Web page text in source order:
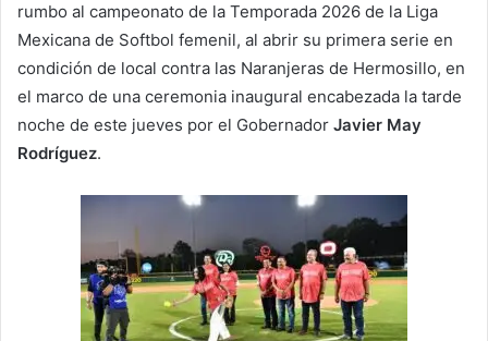
rumbo al campeonato de la Temporada 2026 de la Liga
Mexicana de Softbol femenil, al abrir su primera serie en
condición de local contra las Naranjeras de Hermosillo, en
el marco de una ceremonia inaugural encabezada la tarde
noche de este jueves por el Gobernador Javier May
Rodríguez.